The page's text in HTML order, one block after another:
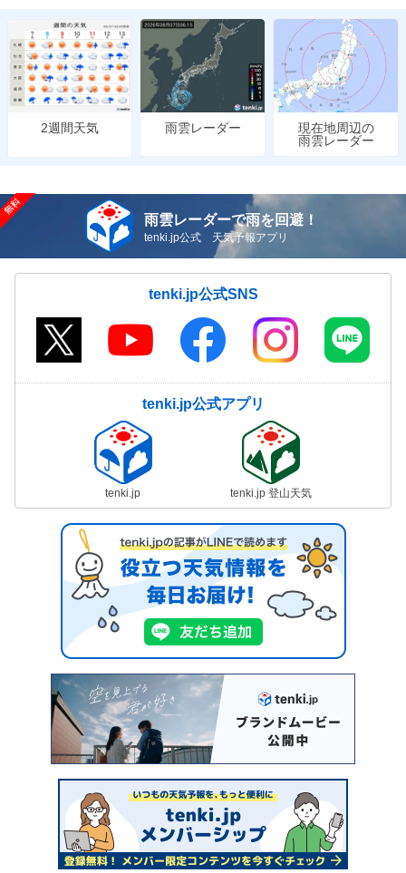
2週間天気 雨雲レーダー
現在地周辺の
雨雲レーダー
雨雲レーダーで雨を回避！
tenki.jp公式 天気予報アプリ
tenki.jp公式SNS
tenki.jp公式アプリ
tenki.jp tenki.jp 登山天気